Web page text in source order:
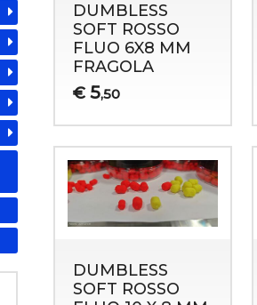
DUMBLESS
SOFT ROSSO
FLUO 6X8 MM
FRAGOLA
€ 5,50
DUMBLESS
SOFT ROSSO